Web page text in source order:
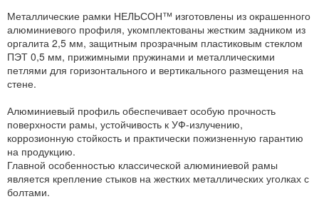
Металлические рамки НЕЛЬСОН™ изготовлены из окрашенного
алюминиевого профиля, укомплектованы жестким задником из
оргалита 2,5 мм, защитным прозрачным пластиковым стеклом
ПЭТ 0,5 мм, прижимными пружинами и металлическими
петлями для горизонтального и вертикального размещения на
стене.
Алюминиевый профиль обеспечивает особую прочность
поверхности рамы, устойчивость к УФ-излучению,
коррозионную стойкость и практически пожизненную гарантию
на продукцию.
Главной особенностью классической алюминиевой рамы
является крепление стыков на жестких металлических уголках с
болтами.